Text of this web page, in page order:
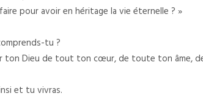
pour avoir en héritage la vie éternelle ? »
tu ?
ton Dieu de tout ton cœur, de toute ton
et tu vivras.